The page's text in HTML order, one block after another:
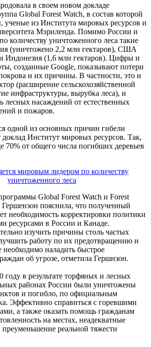
в своем новом докладе
Global Forest Watch, в состав которой
ученые из Института мировых ресурсов и
Мэриленда. Помимо России и
количеству уничтоженного леса такие
(уничтожено 2,2 млн гектаров), США
Индонезия (1,6 млн гектаров). Цифры и
созданные Google, показывают потери
и их причины. В частности, это и
(расширение сельскохозяйственной
инфраструктуры, вырубка леса), и
лесных насаждений от естественных
и пожаров.
одной из основных причин гибели
доклад Институт мировых ресурсов. Так,
70% от общего числа погибших деревьев
Global Forest Watch и Forest
Гершензон пояснила, что полученный
необходимость корректировки политики
ресурсами в России и Канаде.
изучить причины столь частых
работу по их предотвращению и
наладить быстрое
об угрозе, отметила Гершнзон.
в результате торфяных и лесных
районах России были уничтожены
и погибло, по официальным
Эффективно справиться с горевшими
а также оказать помощь гражданам
на местах, неадекватные
преуменьшение реальной тяжести